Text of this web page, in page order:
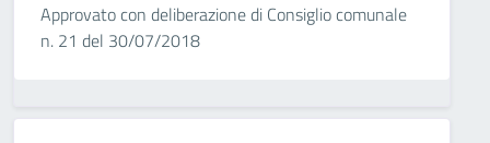
Approvato con deliberazione di Consiglio comunale
n. 21 del 30/07/2018